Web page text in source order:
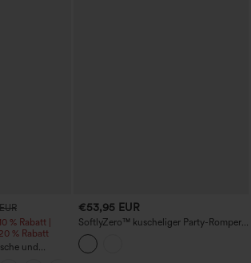
% Rabatt |
% Rabatt
und
€53,95 EUR
SoftlyZero™ kuscheliger Party-Romper
mit U-Boot-Ausschnitt, integriertem BH,
kontrastierendem Mesh, kurzen Ärmeln
und Taschen – Easy-Peezy-Edition